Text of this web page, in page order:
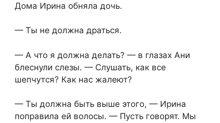
Дома Ирина обняла дочь.
— Ты не должна драться.
— А что я должна делать? — в глазах Ани
блеснули слезы. — Слушать, как все
шепчутся? Как нас жалеют?
— Ты должна быть выше этого, — Ирина
поправила ей волосы. — Пусть говорят. Мы